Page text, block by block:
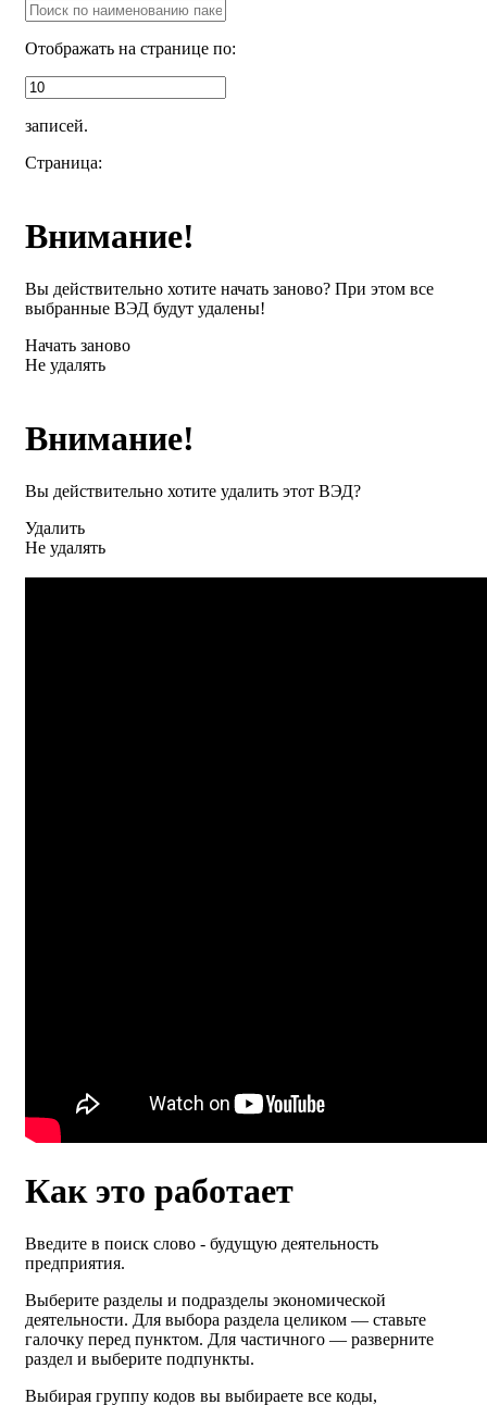
Отображать на странице по:
записей.
Страница:
Внимание!
Вы действительно хотите начать заново? При этом все
выбранные ВЭД будут удалены!
Начать заново
Не удалять
Внимание!
Вы действительно хотите удалить этот ВЭД?
Удалить
Не удалять
Как это работает
Введите в поиск слово - будущую деятельность
предприятия.
Выберите разделы и подразделы экономической
деятельности. Для выбора раздела целиком — ставьте
галочку перед пунктом. Для частичного — разверните
раздел и выберите подпункты.
Выбирая группу кодов вы выбираете все коды,